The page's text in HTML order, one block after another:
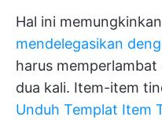
Hal ini
mendelegasikan
harus memperlambat
dua kali. Item-item
Unduh Templat Item